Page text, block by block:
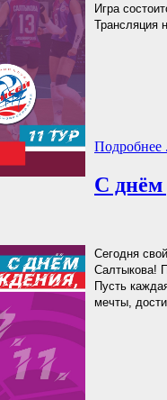
Игра
Трансляция
Подробнее
С днём
Сегодня
Салтыкова!
Пусть
мечты,